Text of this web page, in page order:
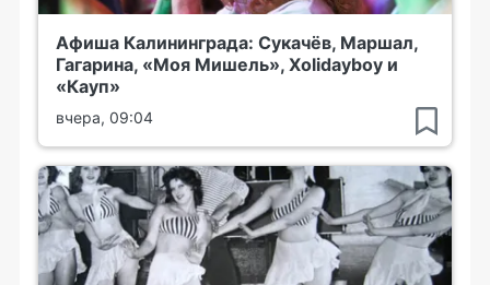
Афиша Калининграда: Сукачёв, Маршал,
Гагарина, «Моя Мишель», Xolidayboy и
«Кауп»
вчера, 09:04